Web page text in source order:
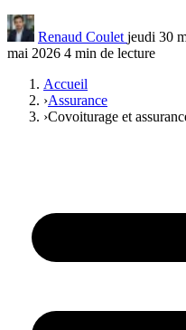
Renaud Coulet jeudi 30
mai 2026 4 min de lecture
Accueil
›Assurance
›Covoiturage et